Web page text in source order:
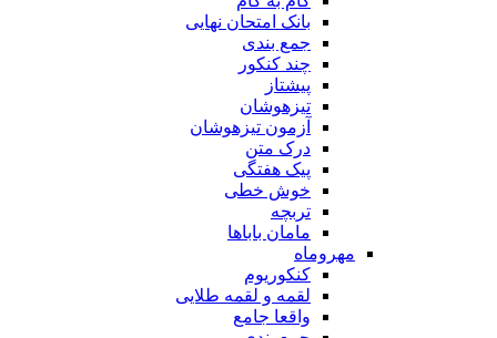
بانک امتحان نهایی
جمع بندی
چند کنکور
پیشتاز
تیزهوشان
آزمون تیزهوشان
درک متن
پیک هفتگی
خوش خطی
تربچه
مامان باباها
مهروماه
کنکوریوم
لقمه و لقمه طلایی
واقعا جامع